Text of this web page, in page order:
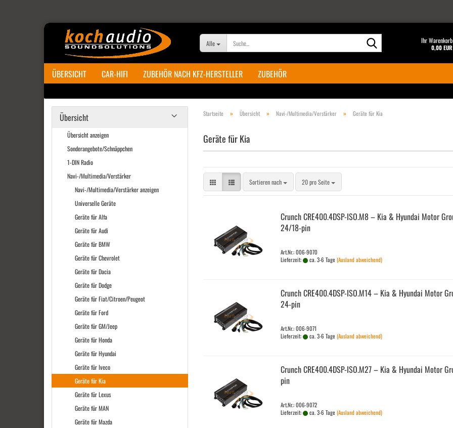
Alle Ihr Warenkorb
0,00 EUR
ÜBERSICHT CAR-HIFI ZUBEHÖR NACH KFZ-HERSTELLER ZUBEHÖR
Startseite » Übersicht » Navi-/Multimedia/Verstärker » Geräte für Kia
Geräte für Kia
Sortieren nach
Sortieren nach 20 pro Seite
pro Seite
Crunch CRE400.4DSP-​ISO.M8 – Kia & Hyundai Motor
24/18-​pin
Art.Nr.: 006-9070
Lieferzeit:
ca. 3-6 Tage(Ausland abweichend)
Crunch CRE400.4DSP-​ISO.M14 – Kia & Hyundai Motor
24-​pin
Art.Nr.: 006-9071
Lieferzeit:
ca. 3-6 Tage(Ausland abweichend)
Crunch CRE400.4DSP-​ISO.M27 – Kia & Hyundai Motor
pin
Art.Nr.: 006-9072
Lieferzeit:
ca. 3-6 Tage(Ausland abweichend)
Übersicht
Übersicht anzeigen
Sonderangebote/Schnäppchen
1-DIN Radio
Navi-/Multimedia/Verstärker
Navi-/Multimedia/Verstärker anzeigen
Universelle Geräte
Geräte für Alfa
Geräte für Audi
Geräte für BMW
Geräte für Chevrolet
Geräte für Dacia
Geräte für Dodge
Geräte für Fiat/Citroen/Peugeot
Geräte für Ford
Geräte für GM/Jeep
Geräte für Honda
Geräte für Hyundai
Geräte für Iveco
Geräte für Kia
Geräte für Lexus
Geräte für MAN
Geräte für Mazda